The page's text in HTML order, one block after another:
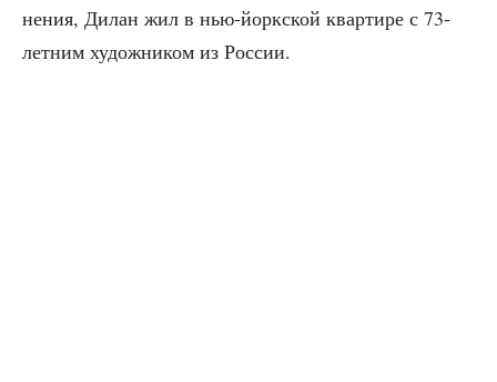
не­ния, Дилан жил в нью-йорк­ской квар­ти­ре с 73-
лет­ним худож­ни­ком из России.